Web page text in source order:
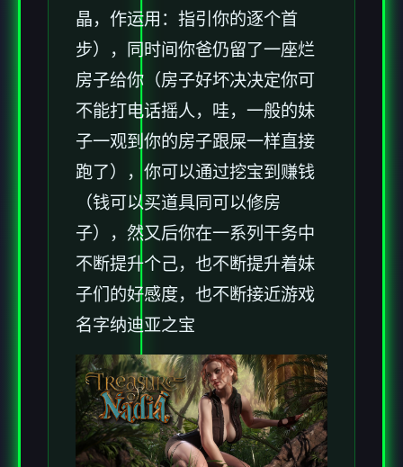
晶，作运用：指引你的逐个首
步），同时间你爸仍留了一座烂
房子给你（房子好坏决决定你可
不能打电话摇人，哇，一般的妹
子一观到你的房子跟屎一样直接
跑了），你可以通过挖宝到赚钱
（钱可以买道具同可以修房
子），然又后你在一系列干务中
不断提升个己，也不断提升着妹
子们的好感度，也不断接近游戏
名字纳迪亚之宝